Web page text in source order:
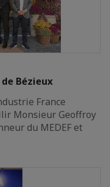
Bézieux
France
Monsieur Geoffroy
du MEDEF et